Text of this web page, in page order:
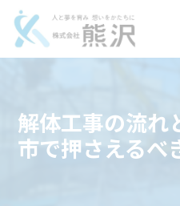
解体工事の流れ
市で押さえるべ